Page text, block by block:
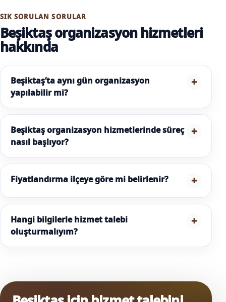
SIK SORULAN SORULAR
Beşiktaş organizasyon hizmetleri
hakkında
Beşiktaş’ta aynı gün organizasyon
yapılabilir mi?
Beşiktaş organizasyon hizmetlerinde süreç
nasıl başlıyor?
Fiyatlandırma ilçeye göre mi belirlenir?
Hangi bilgilerle hizmet talebi
oluşturmalıyım?